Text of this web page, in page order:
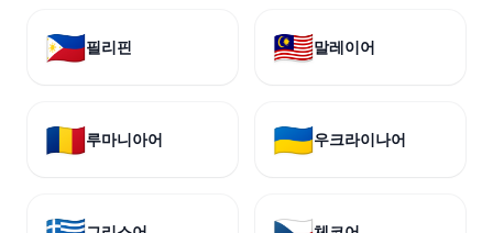
🇵🇭필리핀 🇲🇾말레이어
🇷🇴루마니아어 🇺🇦우크라이나어